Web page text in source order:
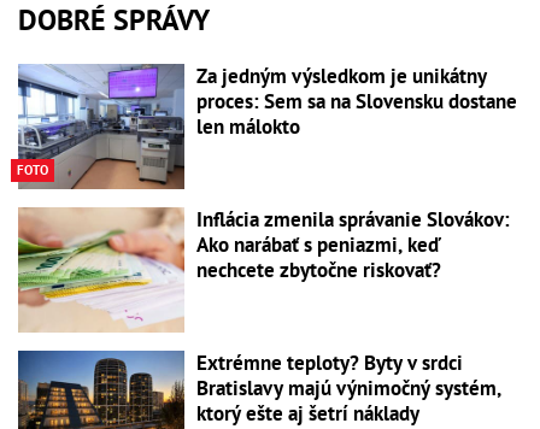
DOBRÉ SPRÁVY
FOTO
Za jedným výsledkom je unikátny
proces: Sem sa na Slovensku dostane
len málokto
Inflácia zmenila správanie Slovákov:
Ako narábať s peniazmi, keď
nechcete zbytočne riskovať?
Extrémne teploty? Byty v srdci
Bratislavy majú výnimočný systém,
ktorý ešte aj šetrí náklady